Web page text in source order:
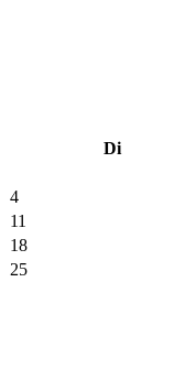
Di
4
11
18
25